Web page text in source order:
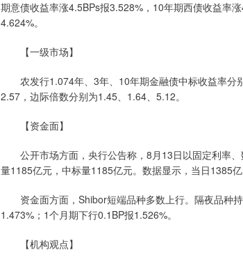
期意债收益率涨4.5BPs报3.528%，10年期西债收益率
4.624%。
【一级市场】
农发行1.074年、3年、10年期金融债中标收益率分
2.57，边际倍数分别为1.45、1.64、5.12。
【资金面】
公开市场方面，央行公告称，8月13日以固定利率、
量1185亿元，中标量1185亿元。数据显示，当日1385
资金面方面，Shibor短端品种多数上行。隔夜品种
1.473%；1个月期下行0.1BP报1.526%。
【机构观点】